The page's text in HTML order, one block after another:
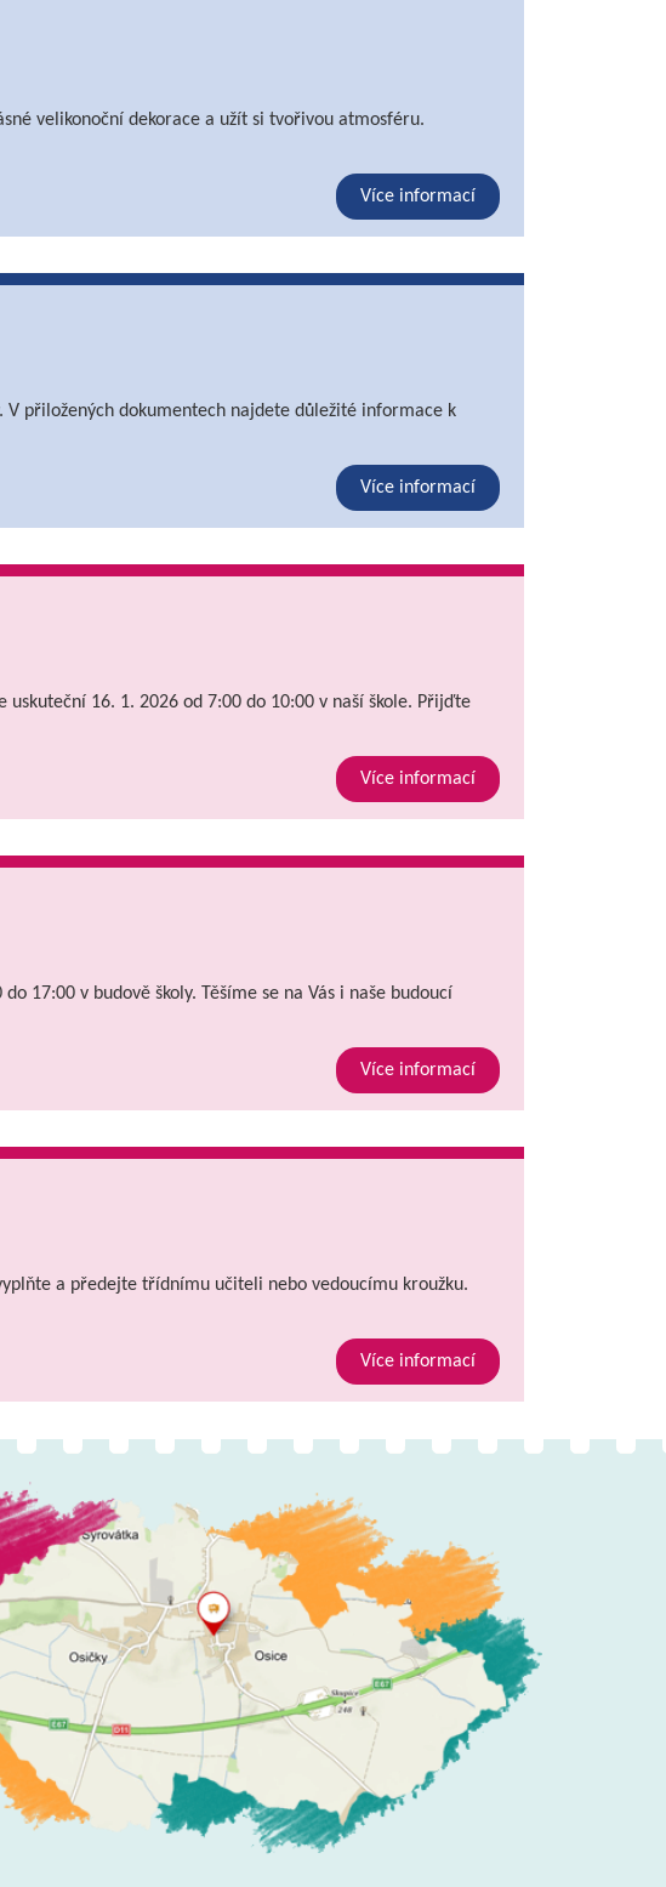
velikonoční dekorace a užít si tvořivou atmosféru.
Více informací
V přiložených dokumentech najdete důležité informace k
Více informací
16. 1. 2026 od 7:00 do 10:00 v naší škole. Přijďte
Více informací
17:00 v budově školy. Těšíme se na Vás i naše budoucí
Více informací
a předejte třídnímu učiteli nebo vedoucímu kroužku.
Více informací